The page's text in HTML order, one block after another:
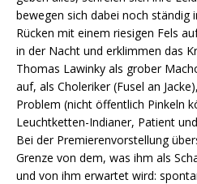
bewegen sich dabei noch ständig
Rücken mit einem riesigen Fels
in der Nacht und erklimmen das
Thomas Lawinky als grober
auf, als Choleriker (Fusel an
Problem (nicht öffentlich Pinkeln
Leuchtketten-Indianer, Patient
Bei der Premierenvorstellung
Grenze von dem, was ihm als
und von ihm erwartet wird: